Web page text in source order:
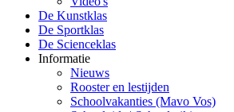
De Kunstklas
De Sportklas
De Scienceklas
Informatie
Nieuws
Rooster en lestijden
Schoolvakanties (Mavo Vos)